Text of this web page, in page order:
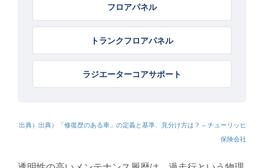
フロアパネル
トランクフロアパネル
ラジエーターコアサポート
出典）出典）「修復歴のある車」の定義と基準、見分け方は？ – チューリッヒ
保険会社